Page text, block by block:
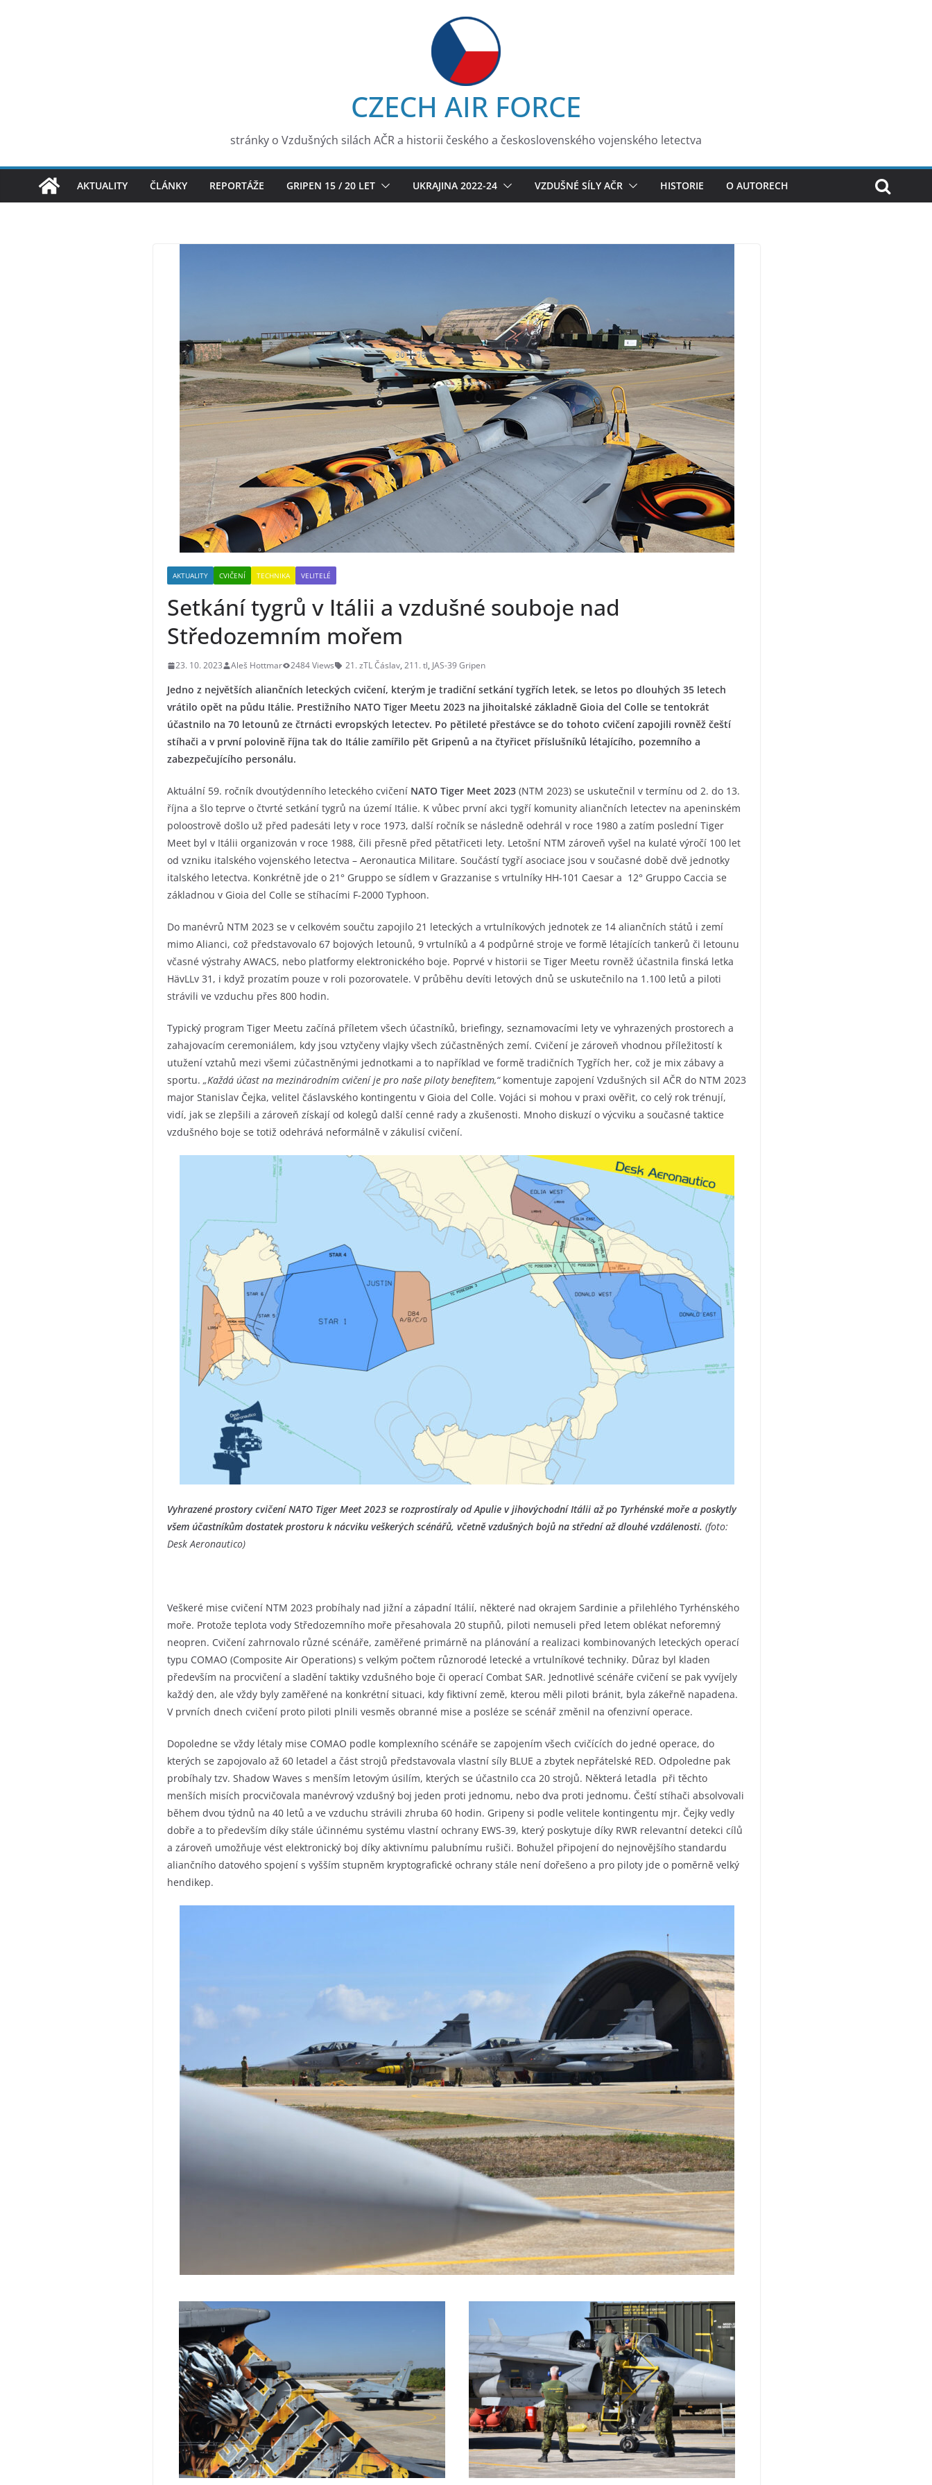
CZECH AIR FORCE
stránky o Vzdušných silách AČR a historii českého a československého vojenského letectva
AKTUALITY ČLÁNKY REPORTÁŽE GRIPEN 15 / 20 LET UKRAJINA 2022-24 VZDUŠNÉ SÍLY AČR HISTORIE O AUTORECH
AKTUALITY CVIČENÍ TECHNIKA VELITELÉ
Setkání tygrů v Itálii a vzdušné souboje nad
Středozemním mořem
23. 10. 2023 Aleš Hottmar 2484 Views 21. zTL Čáslav,211. tl, JAS-39 Gripen
Jedno z největších aliančních leteckých cvičení, kterým je tradiční setkání tygřích letek, se letos po dlouhých 35 letech
vrátilo opět na půdu Itálie. Prestižního NATO Tiger Meetu 2023 na jihoitalské základně Gioia del Colle se tentokrát
účastnilo na 70 letounů ze čtrnácti evropských letectev. Po pětileté přestávce se do tohoto cvičení zapojili rovněž čeští
stíhači a v první polovině října tak do Itálie zamířilo pět Gripenů a na čtyřicet příslušníků létajícího, pozemního a
zabezpečujícího personálu.
Aktuální 59. ročník dvoutýdenního leteckého cvičení NATO Tiger Meet 2023 (NTM 2023) se uskutečnil v termínu od 2. do 13.
října a šlo teprve o čtvrté setkání tygrů na území Itálie. K vůbec první akci tygří komunity aliančních letectev na apeninském
poloostrově došlo už před padesáti lety v roce 1973, další ročník se následně odehrál v roce 1980 a zatím poslední Tiger
Meet byl v Itálii organizován v roce 1988, čili přesně před pětatřiceti lety. Letošní NTM zároveň vyšel na kulaté výročí 100 let
od vzniku italského vojenského letectva – Aeronautica Militare. Součástí tygří asociace jsou v současné době dvě jednotky
italského letectva. Konkrétně jde o 21° Gruppo se sídlem v Grazzanise s vrtulníky HH-101 Caesar a 12° Gruppo Caccia se
základnou v Gioia del Colle se stíhacími F-2000 Typhoon.
Do manévrů NTM 2023 se v celkovém součtu zapojilo 21 leteckých a vrtulníkových jednotek ze 14 aliančních států i zemí
mimo Alianci, což představovalo 67 bojových letounů, 9 vrtulníků a 4 podpůrné stroje ve formě létajících tankerů či letounu
včasné výstrahy AWACS, nebo platformy elektronického boje. Poprvé v historii se Tiger Meetu rovněž účastnila finská letka
HävLLv 31, i když prozatím pouze v roli pozorovatele. V průběhu devíti letových dnů se uskutečnilo na 1.100 letů a piloti
strávili ve vzduchu přes 800 hodin.
Typický program Tiger Meetu začíná příletem všech účastníků, briefingy, seznamovacími lety ve vyhrazených prostorech a
zahajovacím ceremoniálem, kdy jsou vztyčeny vlajky všech zúčastněných zemí. Cvičení je zároveň vhodnou příležitostí k
utužení vztahů mezi všemi zúčastněnými jednotkami a to například ve formě tradičních Tygřích her, což je mix zábavy a
sportu.„Každá účast na mezinárodním cvičení je pro naše piloty benefitem,“komentuje zapojení Vzdušných sil AČR do NTM 2023
major Stanislav Čejka, velitel čáslavského kontingentu v Gioia del Colle. Vojáci si mohou v praxi ověřit, co celý rok trénují,
vidí, jak se zlepšili a zároveň získají od kolegů další cenné rady a zkušenosti. Mnoho diskuzí o výcviku a současné taktice
vzdušného boje se totiž odehrává neformálně v zákulisí cvičení.
Vyhrazené prostory cvičení NATO Tiger Meet 2023 se rozprostíraly od Apulie v jihovýchodní Itálii až po Tyrhénské moře a poskytly
všem účastníkům dostatek prostoru k nácviku veškerých scénářů, včetně vzdušných bojů na střední až dlouhé vzdálenosti.(foto:
Desk Aeronautico)
Veškeré mise cvičení NTM 2023 probíhaly nad jižní a západní Itálií, některé nad okrajem Sardinie a přilehlého Tyrhénského
moře. Protože teplota vody Středozemního moře přesahovala 20 stupňů, piloti nemuseli před letem oblékat neforemný
neopren. Cvičení zahrnovalo různé scénáře, zaměřené primárně na plánování a realizaci kombinovaných leteckých operací
typu COMAO (Composite Air Operations) s velkým počtem různorodé letecké a vrtulníkové techniky. Důraz byl kladen
především na procvičení a sladění taktiky vzdušného boje či operací Combat SAR. Jednotlivé scénáře cvičení se pak vyvíjely
každý den, ale vždy byly zaměřené na konkrétní situaci, kdy fiktivní země, kterou měli piloti bránit, byla zákeřně napadena.
V prvních dnech cvičení proto piloti plnili vesměs obranné mise a posléze se scénář změnil na ofenzivní operace.
Dopoledne se vždy létaly mise COMAO podle komplexního scénáře se zapojením všech cvičících do jedné operace, do
kterých se zapojovalo až 60 letadel a část strojů představovala vlastní síly BLUE a zbytek nepřátelské RED. Odpoledne pak
probíhaly tzv. Shadow Waves s menším letovým úsilím, kterých se účastnilo cca 20 strojů. Některá letadla při těchto
menších misích procvičovala manévrový vzdušný boj jeden proti jednomu, nebo dva proti jednomu. Čeští stíhači absolvovali
během dvou týdnů na 40 letů a ve vzduchu strávili zhruba 60 hodin. Gripeny si podle velitele kontingentu mjr. Čejky vedly
dobře a to především díky stále účinnému systému vlastní ochrany EWS-39, který poskytuje díky RWR relevantní detekci cílů
a zároveň umožňuje vést elektronický boj díky aktivnímu palubnímu rušiči. Bohužel připojení do nejnovějšího standardu
aliančního datového spojení s vyšším stupněm kryptografické ochrany stále není dořešeno a pro piloty jde o poměrně velký
hendikep.